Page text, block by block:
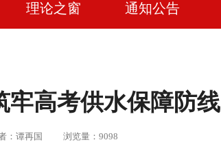
理论之窗 通知公告
牢高考供水保障防线
者：谭再国 浏览量：9098